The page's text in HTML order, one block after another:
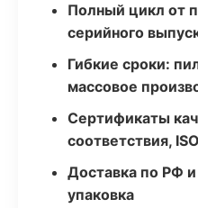
Полный цикл от
серийного
Гибкие сроки:
массовое
Сертификаты
соответствия,
Доставка по РФ
упаковка